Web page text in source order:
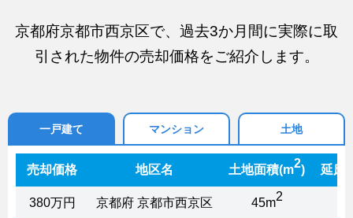
京都府京都市西京区で、過去3か月間に実際に取
引された物件の売却価格をご紹介します。
一戸建て マンション 土地
売却価格 地区名 土地面積(m2) 延床
380万円 京都府 京都市西京区 45m2